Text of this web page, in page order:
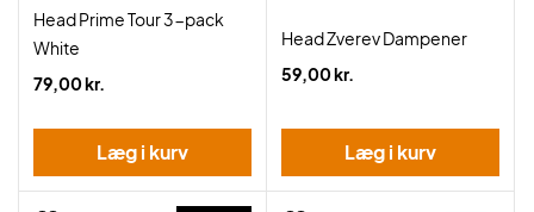
Head Prime Tour 3-pack
White
79,00 kr.
Læg i kurv
Head Zverev Dampener
59,00 kr.
Læg i kurv